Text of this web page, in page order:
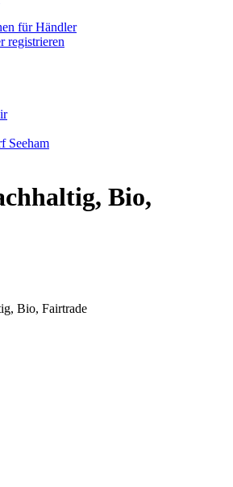
für Händler
registrieren
Seeham
Bio,
Bio, Fairtrade